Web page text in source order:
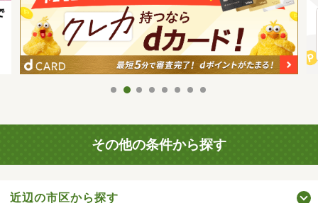
その他の条件から探す
近辺の市区から探す